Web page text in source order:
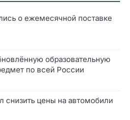
о ежемесячной поставке
образовательную
по всей России
снизить цены на автомобили